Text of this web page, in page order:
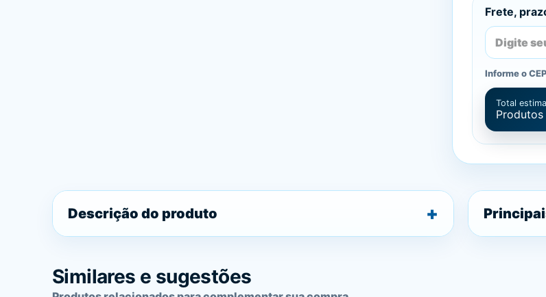
Frete,
Informe o
Total
Descrição do produto
Similares e sugestões